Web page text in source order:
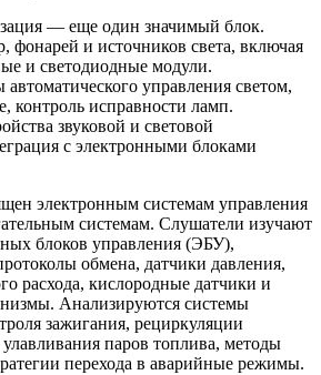
— еще один значимый блок.
фонарей и источников света, включая
и светодиодные модули.
управления светом,
контроль исправности ламп.
звуковой и световой
с электронными блоками
электронным системам управления
системам. Слушатели изучают
блоков управления (ЭБУ),
обмена, датчики давления,
расхода, кислородные датчики и
Анализируются системы
зажигания, рециркуляции
паров топлива, методы
перехода в аварийные режимы.